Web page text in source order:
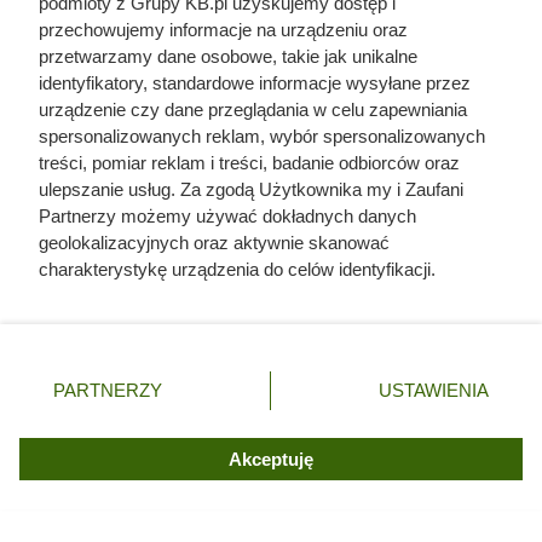
Wystarczy zaniedbać ten drobny element, a piec
natychmiast zaczyna spalać więcej pelletu
Oddasz ten ciężki klamot na złom za 80 zł, a w
sieci zapłacą za niego tysiące. Polacy masowo
popełniają ten błąd
przechowujemy informacje na urządzeniu oraz
przetwarzamy dane osobowe, takie jak unikalne
identyfikatory, standardowe informacje wysyłane przez
urządzenie czy dane przeglądania w celu zapewniania
spersonalizowanych reklam, wybór spersonalizowanych
treści, pomiar reklam i treści, badanie odbiorców oraz
ulepszanie usług. Za zgodą Użytkownika my i Zaufani
Partnerzy możemy używać dokładnych danych
geolokalizacyjnych oraz aktywnie skanować
charakterystykę urządzenia do celów identyfikacji.
zmienić/wycofać klikając przycisk ustawień prywatności
znajdujący się w lewym dolnym rogu strony. Niektóre
użytkownika, ale masz prawo sprzeciwić się takiemu
przetwarzaniu. Preferencje będą miały zastosowania tylko
PARTNERZY USTAWIENIA
Akceptuję